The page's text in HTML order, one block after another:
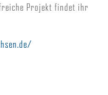
Projekt findet ihr